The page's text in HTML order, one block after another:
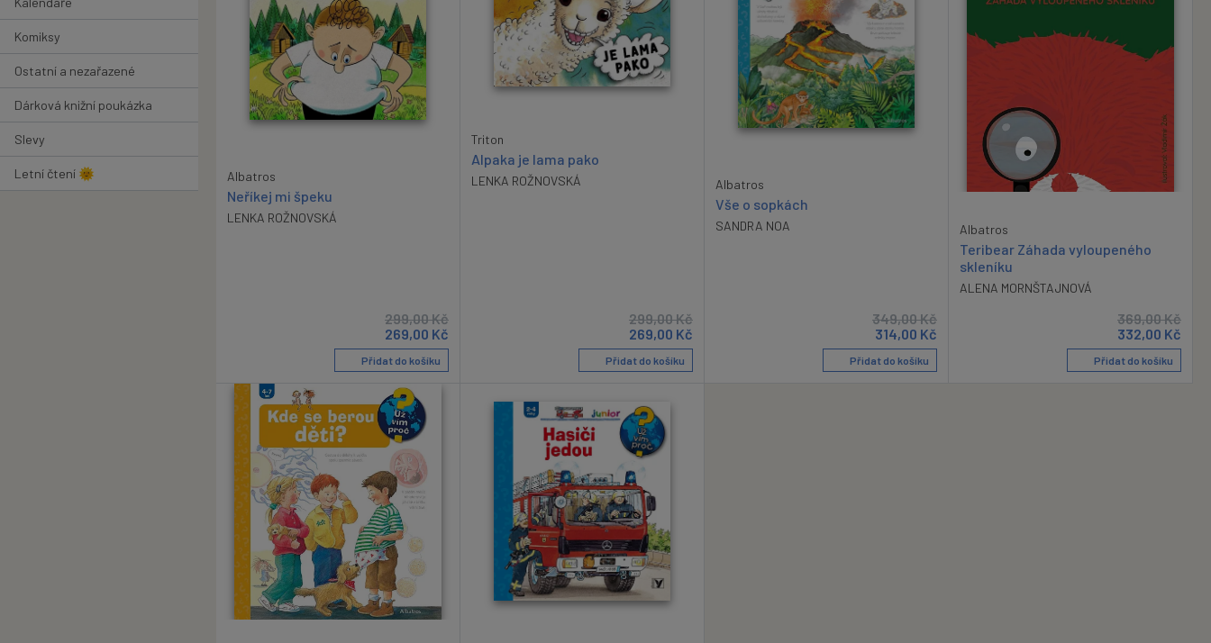
Komiksy
Ostatní a nezařazené
Dárková knižní poukázka
Slevy
Letní čtení 🌞 Albatros
Neříkej mi špeku
LENKA ROŽNOVSKÁ
299,00Kč
269,00 Kč
Přidat do košíku
Triton
Alpaka je lama pako
LENKA ROŽNOVSKÁ
299,00Kč
269,00 Kč
Přidat do košíku
Albatros
Vše o sopkách
SANDRA NOA
349,00Kč
314,00 Kč
Přidat do košíku
Albatros
Teribear Záhada vyloupeného
skleníku
ALENA MORNŠTAJNOVÁ
369,00Kč
332,00 Kč
Přidat do košíku